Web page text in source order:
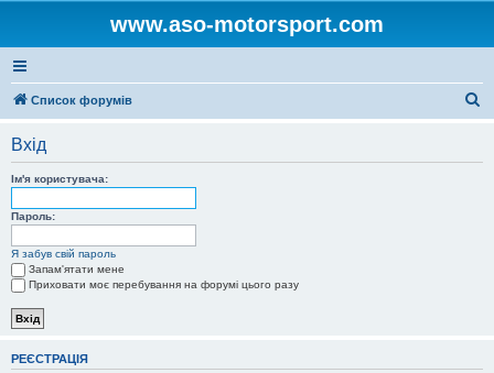
www.aso-motorsport.com
Список форумів
Вхід
Ім'я користувача:
Пароль:
Я забув свій пароль
Запам'ятати мене
Приховати моє перебування на форумі цього разу
РЕЄСТРАЦІЯ